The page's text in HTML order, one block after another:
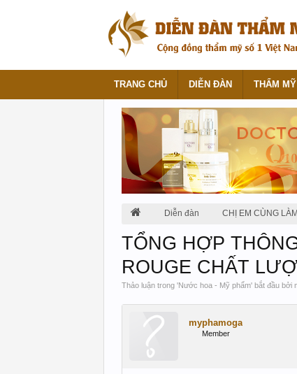
Diễn đàn CHỊ EM CÙNG
TỔNG HỢP
ROUGE CHẤT
Thảo luận trong 'Nước hoa - Mỹ phẩm' bắt đầu bởi
myphamoga
Member
TRANG CHỦ DIỄN ĐÀN THẨM MỸ